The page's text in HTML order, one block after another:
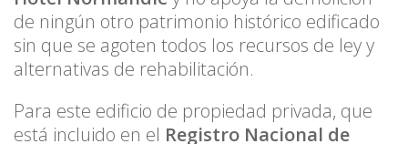
de ningún otro patrimonio histórico edificado
sin que se agoten todos los recursos de ley y
alternativas de rehabilitación.
Para este edificio de propiedad privada, que
está incluido en el Registro Nacional de